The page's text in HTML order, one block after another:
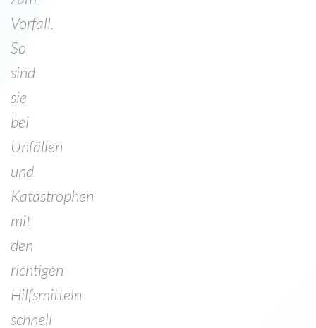
Vorfall.
So
sind
sie
bei
Unfällen
und
Katastrophen
mit
den
richtigen
Hilfsmitteln
schnell